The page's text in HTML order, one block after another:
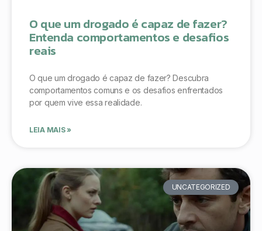
O que um drogado é capaz de fazer?
Entenda comportamentos e desafios
reais
O que um drogado é capaz de fazer? Descubra
comportamentos comuns e os desafios enfrentados
por quem vive essa realidade.
LEIA MAIS »
UNCATEGORIZED